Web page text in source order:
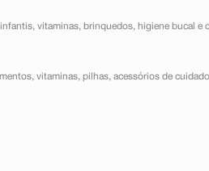
vitaminas, brinquedos, higiene bucal e
vitaminas, pilhas, acessórios de